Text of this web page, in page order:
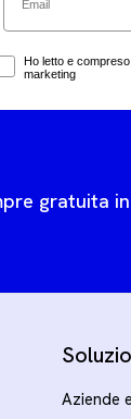
Consent
Ho letto e
marketing
gratuita
Aziende